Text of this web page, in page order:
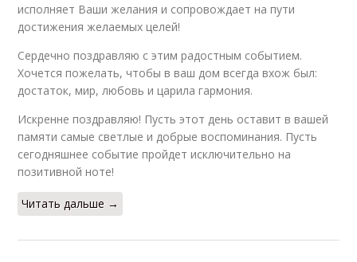
исполняет Ваши желания и сопровождает на пути
достижения желаемых целей!
Сердечно поздравляю с этим радостным событием.
Хочется пожелать, чтобы в ваш дом всегда вхож был:
достаток, мир, любовь и царила гармония.
Искренне поздравляю! Пусть этот день оставит в вашей
памяти самые светлые и добрые воспоминания. Пусть
сегодняшнее событие пройдет исключительно на
позитивной ноте!
Читать дальше →